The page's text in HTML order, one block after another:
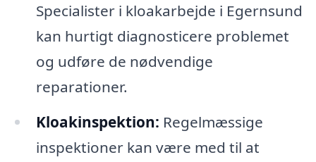
Specialister i kloakarbejde i Egernsund
kan hurtigt diagnosticere problemet
og udføre de nødvendige
reparationer.
Kloakinspektion: Regelmæssige
inspektioner kan være med til at